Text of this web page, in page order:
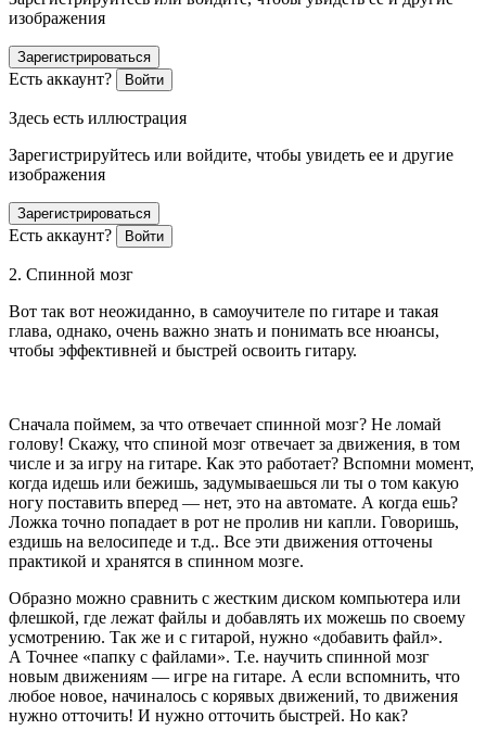
изображения
Зарегистрироваться
Есть аккаунт? Войти
Здесь есть иллюстрация
Зарегистрируйтесь или войдите, чтобы увидеть ее и другие
изображения
Зарегистрироваться
Есть аккаунт? Войти
2. Спинной мозг
Вот так вот неожиданно, в самоучителе по гитаре и такая
глава, однако, очень важно знать и понимать все нюансы,
чтобы эффективней и быстрей освоить гитару.
Сначала поймем, за что отвечает спинной мозг? Не ломай
голову! Скажу, что спиной мозг отвечает за движения, в том
числе и за игру на гитаре. Как это работает? Вспомни момент,
когда идешь или бежишь, задумываешься ли ты о том какую
ногу поставить вперед — нет, это на автомате. А когда ешь?
Ложка точно попадает в рот не пролив ни капли. Говоришь,
ездишь на велосипеде и т.д.. Все эти движения отточены
практикой и хранятся в спинном мозге.
Образно можно сравнить с жестким диском компьютера или
флешкой, где лежат файлы и добавлять их можешь по своему
усмотрению. Так же и с гитарой, нужно «добавить файл».
А Точнее «папку с файлами». Т.е. научить спинной мозг
новым движениям — игре на гитаре. А если вспомнить, что
любое новое, начиналось с корявых движений, то движения
нужно отточить! И нужно отточить быстрей. Но как?